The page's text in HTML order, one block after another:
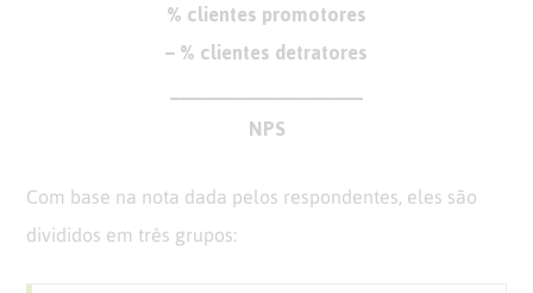
% clientes promotores
– % clientes detratores
NPS
Com base na nota dada pelos respondentes, eles são
divididos em três grupos: